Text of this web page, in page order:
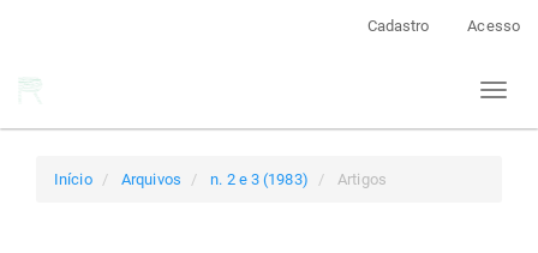
Cadastro Acesso
Toggle
Início Arquivos n. 2 e 3 (1983) Artigos